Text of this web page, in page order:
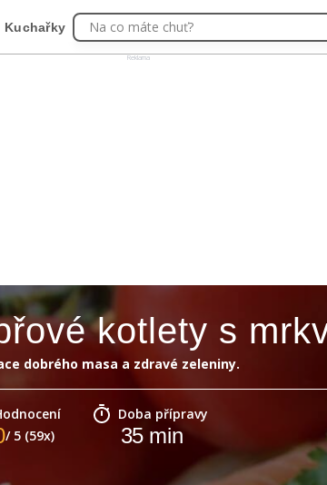
Reklama
Kuchařky Na co máte chuť?
kotlety s
dobrého masa a zdravé zeleniny.
/ 5 (59x)
Doba přípravy
35min